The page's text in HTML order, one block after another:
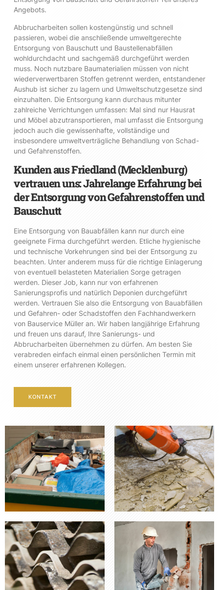
Angebots.
Abbrucharbeiten sollen kostengünstig und schnell
passieren, wobei die anschließende umweltgerechte
Entsorgung von Bauschutt und Baustellenabfällen
wohldurchdacht und sachgemäß durchgeführt werden
muss. Noch nutzbare Baumaterialien müssen von nicht
wiederverwertbaren Stoffen getrennt werden, entstandener
Aushub ist sicher zu lagern und Umweltschutzgesetze sind
einzuhalten. Die Entsorgung kann durchaus mitunter
zahlreiche Verrichtungen umfassen: Mal sind nur Hausrat
und Möbel abzutransportieren, mal umfasst die Entsorgung
jedoch auch die gewissenhafte, vollständige und
insbesondere umweltverträgliche Behandlung von Schad-
und Gefahrenstoffen.
Kunden aus Friedland (Mecklenburg)
vertrauen uns: Jahrelange Erfahrung bei
der Entsorgung von Gefahrenstoffen und
Bauschutt
Eine Entsorgung von Bauabfällen kann nur durch eine
geeignete Firma durchgeführt werden. Etliche hygienische
und technische Vorkehrungen sind bei der Entsorgung zu
beachten. Unter anderem muss für die richtige Einlagerung
von eventuell belasteten Materialien Sorge getragen
werden. Dieser Job, kann nur von erfahrenen
Sanierungsprofis und natürlich Deponien durchgeführt
werden. Vertrauen Sie also die Entsorgung von Bauabfällen
und Gefahren- oder Schadstoffen den Fachhandwerkern
von Bauservice Müller an. Wir haben langjährige Erfahrung
und freuen uns darauf, Ihre Sanierungs- und
Abbrucharbeiten übernehmen zu dürfen. Am besten Sie
verabreden einfach einmal einen persönlichen Termin mit
einem unserer erfahrenen Kollegen.
KONTAKT